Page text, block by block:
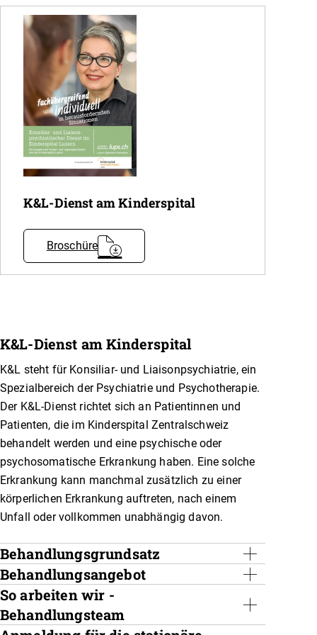
K&L-Dienst am Kinderspital
Broschüre
K&L-Dienst am Kinderspital
K&L steht für Konsiliar- und Liaisonpsychiatrie, ein
Spezialbereich der Psychiatrie und Psychotherapie.
Der K&L-Dienst richtet sich an Patientinnen und
Patienten, die im Kinderspital Zentralschweiz
behandelt werden und eine psychische oder
psychosomatische Erkrankung haben. Eine solche
Erkrankung kann manchmal zusätzlich zu einer
körperlichen Erkrankung auftreten, nach einem
Unfall oder vollkommen unabhängig davon.
Behandlungsgrundsatz
Der Grundsatz unserer Arbeit ist die Einheit
zwischen körperlicher und psychischer Gesundheit.
Beide Aspekte ergänzen sich und sind mehr als die
Summe der einzelnen Blickwinkel. Letztlich hat jede
Behandlungsangebot
Das Behandlungsangebot des K&L-Dienstes bietet
psychiatrisch-psychotherapeutische Behandlung
von Kindern und Jugendlichen sowie ihren Familien
So arbeiten wir -
Behandlungsteam